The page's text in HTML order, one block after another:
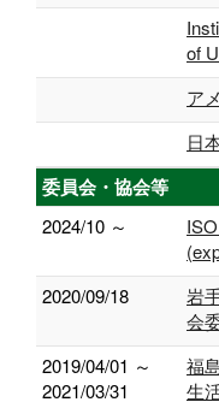
of
ア
日
委員会・協会等
2024/10 ～
2020/09/18
岩
会
2019/04/01 ～
2021/03/31
福
生